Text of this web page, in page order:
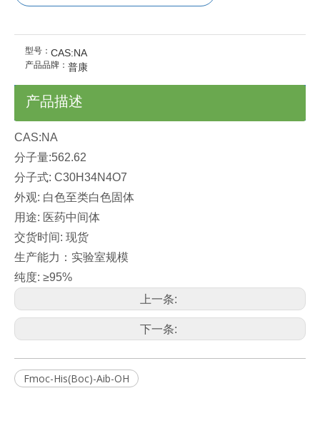
型号： CAS:NA
产品品牌： 普康
产品描述
CAS:NA
分子量:562.62
分子式: C30H34N4O7
外观: 白色至类白色固体
用途: 医药中间体
交货时间: 现货
生产能力：实验室规模
纯度: ≥95%
上一条:
下一条:
Fmoc-His(Boc)-Aib-OH